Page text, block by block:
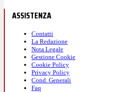
ASSISTENZA
Contatti
La Redazione
Nota Legale
Gestione Cookie
Cookie Policy
Privacy Policy
Cond. Generali
Faq